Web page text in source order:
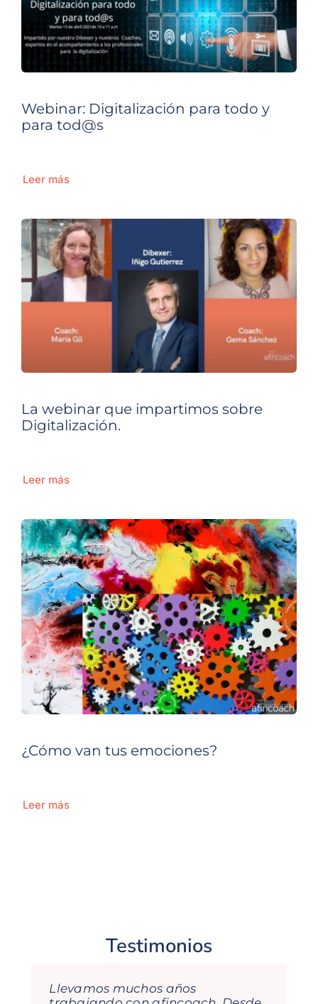
Webinar: Digitalización para todo y
para tod@s
Leer más
La webinar que impartimos sobre
Digitalización.
Leer más
¿Cómo van tus emociones?
Leer más
Testimonios
Llevamos muchos años
María, Gema e Isabel son